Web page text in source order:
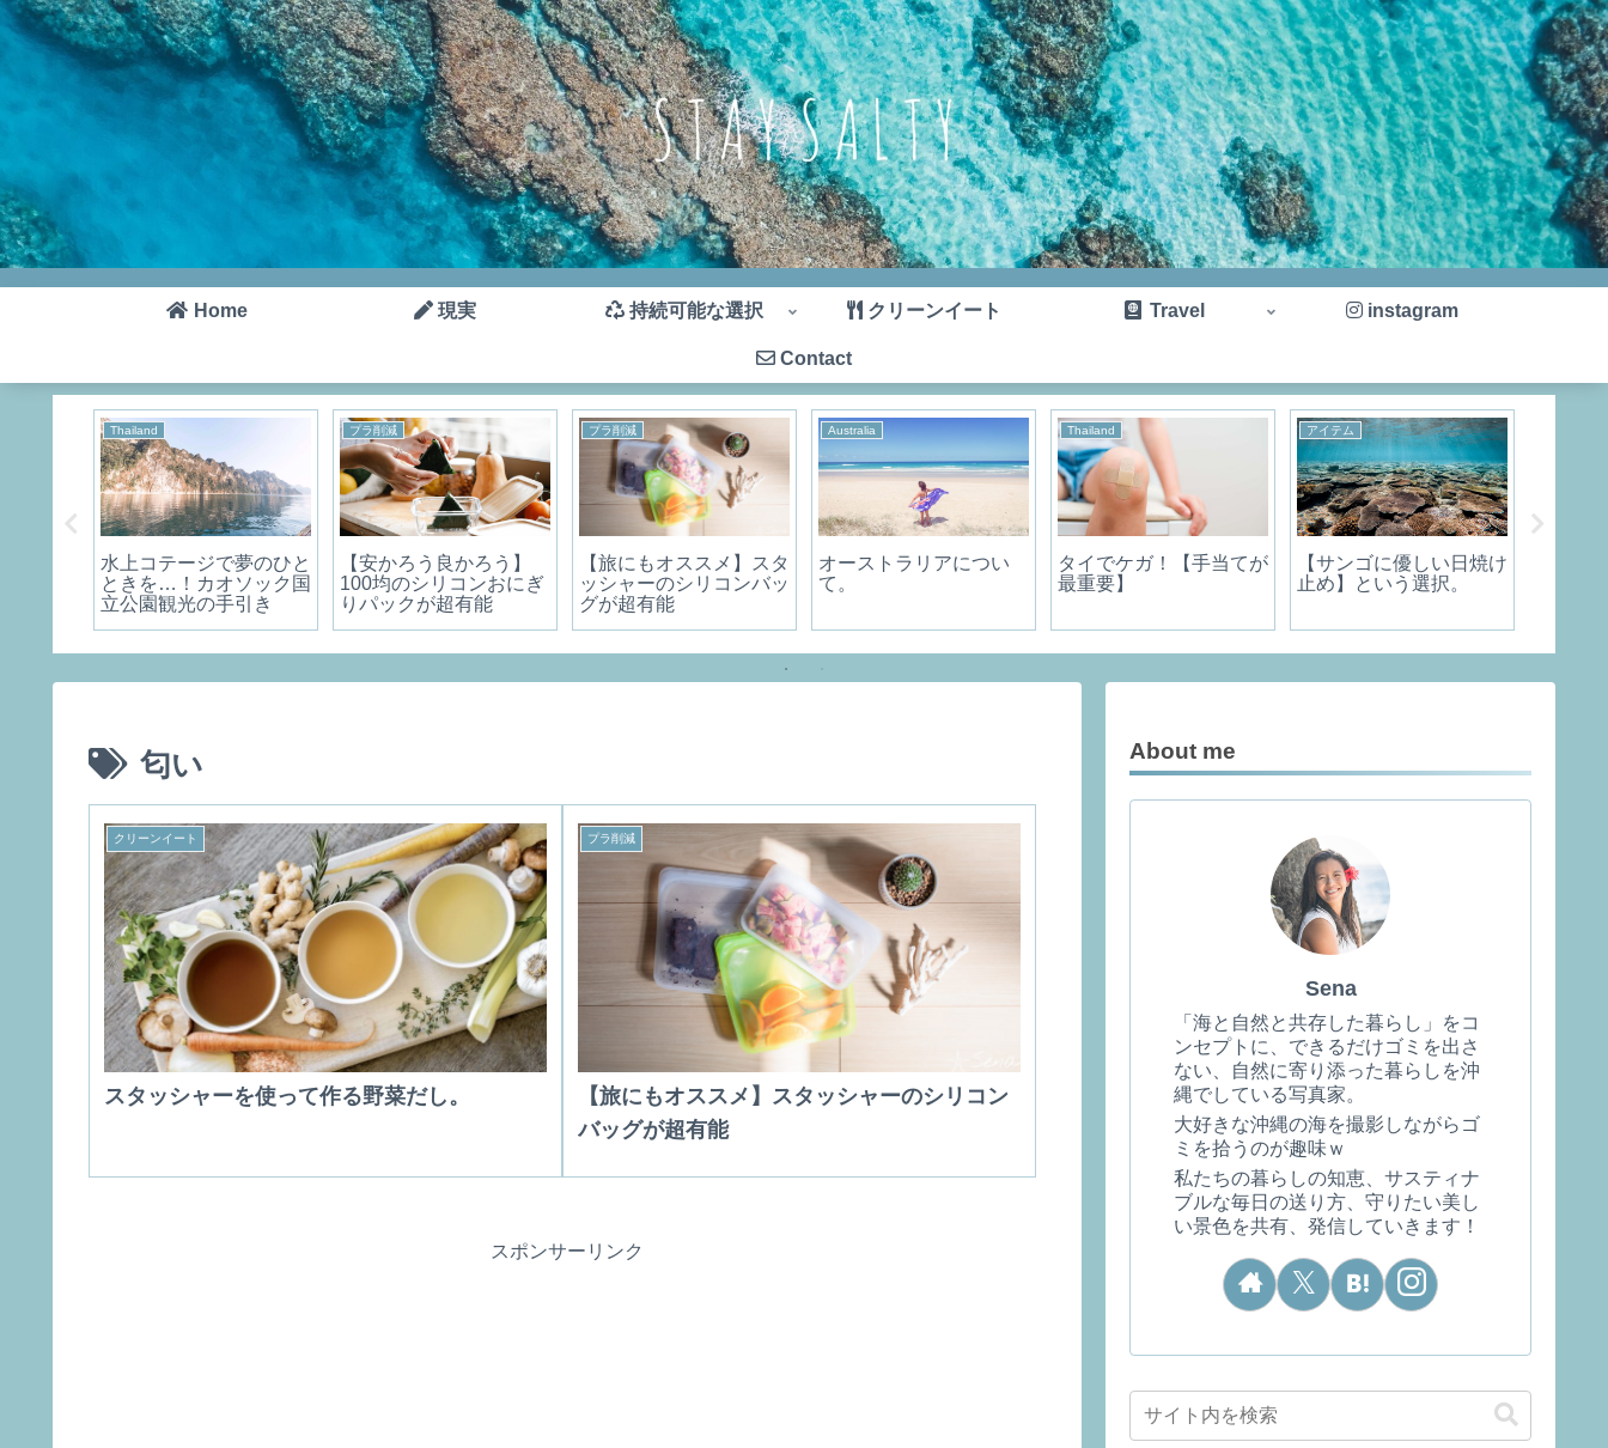
Home 現実 持続可能な選択 クリーンイート Travel instagram
Contact
Thailand
水上コテージで夢のひと
ときを…！カオソック国
立公園観光の手引き
プラ削減
【安かろう良かろう】
100均のシリコンおにぎ
りパックが超有能
プラ削減
【旅にもオススメ】スタ
ッシャーのシリコンバッ
グが超有能
Australia
オーストラリアについ
て。
Thailand
タイでケガ！【手当てが
最重要】
アイテム
【サンゴに優しい日焼け
止め】という選択。
匂い
クリーンイート
スタッシャーを使って作る野菜だし。
プラ削減
【旅にもオススメ】スタッシャーのシリコン
バッグが超有能
スポンサーリンク
About me
Sena
「海と自然と共存した暮らし」をコ
ンセプトに、できるだけゴミを出さ
ない、自然に寄り添った暮らしを沖
縄でしている写真家。
大好きな沖縄の海を撮影しながらゴ
ミを拾うのが趣味ｗ
私たちの暮らしの知恵、サスティナ
ブルな毎日の送り方、守りたい美し
い景色を共有、発信していきます！